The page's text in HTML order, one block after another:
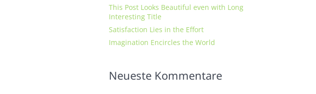
This Post Looks Beautiful even with Long
Interesting Title
Satisfaction Lies in the Effort
Imagination Encircles the World
Neueste Kommentare